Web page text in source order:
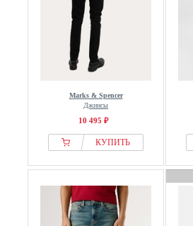
Marks & Spencer
Джинсы
10 495 ₽
КУПИТЬ